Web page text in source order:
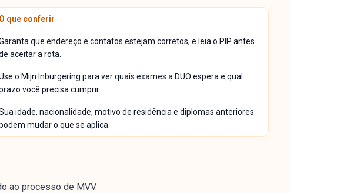
O que conferir
que endereço e contatos estejam corretos, e leia o PIP antes
aceitar a rota.
o Mijn Inburgering para ver quais exames a DUO espera e qual
você precisa cumprir.
idade, nacionalidade, motivo de residência e diplomas anteriores
mudar o que se aplica.
ao processo de MVV.